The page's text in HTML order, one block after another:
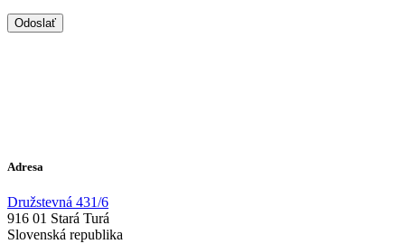
Adresa
Družstevná 431/6
916 01 Stará Turá
Slovenská republika